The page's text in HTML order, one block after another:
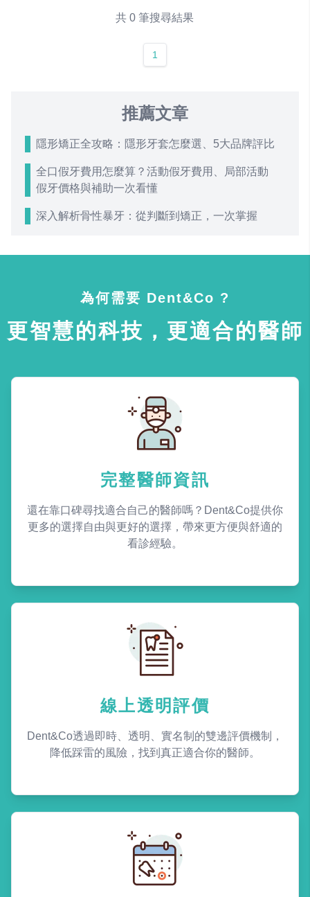
共 0 筆搜尋結果
1
推薦文章
隱形矯正全攻略：隱形牙套怎麼選、5大品牌評比
全口假牙費用怎麼算？活動假牙費用、局部活動
假牙價格與補助一次看懂
深入解析骨性暴牙：從判斷到矯正，一次掌握
為何需要 Dent&Co ?
更智慧的科技，更適合的醫師
完整醫師資訊
還在靠口碑尋找適合自己的醫師嗎？Dent&Co提供你
更多的選擇自由與更好的選擇，帶來更方便與舒適的
看診經驗。
線上透明評價
Dent&Co透過即時、透明、實名制的雙邊評價機制，
降低踩雷的風險，找到真正適合你的醫師。